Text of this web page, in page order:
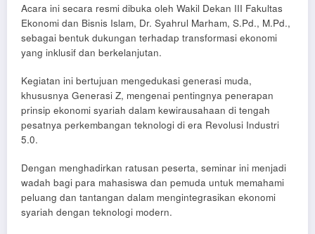
Acara ini secara resmi dibuka oleh Wakil Dekan III Fakultas
Ekonomi dan Bisnis Islam, Dr. Syahrul Marham, S.Pd., M.Pd.,
sebagai bentuk dukungan terhadap transformasi ekonomi
yang inklusif dan berkelanjutan.
Kegiatan ini bertujuan mengedukasi generasi muda,
khususnya Generasi Z, mengenai pentingnya penerapan
prinsip ekonomi syariah dalam kewirausahaan di tengah
pesatnya perkembangan teknologi di era Revolusi Industri
5.0.
Dengan menghadirkan ratusan peserta, seminar ini menjadi
wadah bagi para mahasiswa dan pemuda untuk memahami
peluang dan tantangan dalam mengintegrasikan ekonomi
syariah dengan teknologi modern.